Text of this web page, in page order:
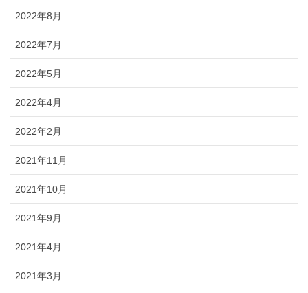
2022年8月
2022年7月
2022年5月
2022年4月
2022年2月
2021年11月
2021年10月
2021年9月
2021年4月
2021年3月